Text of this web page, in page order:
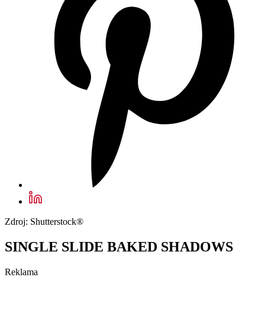
Zdroj: Shutterstock®
SINGLE SLIDE BAKED SHADOWS
Reklama